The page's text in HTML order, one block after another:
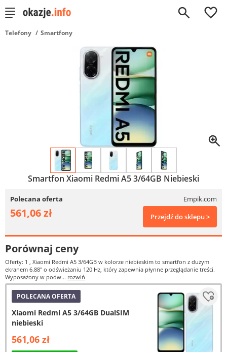
0
Telefony Smartfony
Smartfon Xiaomi Redmi A5 3/64GB Niebieski
Polecana oferta Empik.com
561,06 zł Przejdź do sklepu >
Porównaj ceny
Oferty: 1 , Xiaomi Redmi A5 3/64GB w kolorze niebieskim to smartfon z dużym
ekranem 6.88" o odświeżaniu 120 Hz, który zapewnia płynne przeglądanie treści.
Wyposażony w podw... rozwiń
POLECANA OFERTA
Xiaomi Redmi A5 3/64GB DualSIM
niebieski
561,06 zł